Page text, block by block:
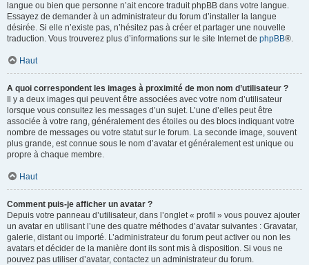
langue ou bien que personne n’ait encore traduit phpBB dans votre langue.
Essayez de demander à un administrateur du forum d’installer la langue
désirée. Si elle n’existe pas, n’hésitez pas à créer et partager une nouvelle
traduction. Vous trouverez plus d’informations sur le site Internet de phpBB®.
Haut
A quoi correspondent les images à proximité de mon nom d’utilisateur ?
Il y a deux images qui peuvent être associées avec votre nom d’utilisateur
lorsque vous consultez les messages d’un sujet. L’une d’elles peut être
associée à votre rang, généralement des étoiles ou des blocs indiquant votre
nombre de messages ou votre statut sur le forum. La seconde image, souvent
plus grande, est connue sous le nom d’avatar et généralement est unique ou
propre à chaque membre.
Haut
Comment puis-je afficher un avatar ?
Depuis votre panneau d’utilisateur, dans l’onglet « profil » vous pouvez ajouter
un avatar en utilisant l’une des quatre méthodes d’avatar suivantes : Gravatar,
galerie, distant ou importé. L’administrateur du forum peut activer ou non les
avatars et décider de la manière dont ils sont mis à disposition. Si vous ne
pouvez pas utiliser d’avatar, contactez un administrateur du forum.